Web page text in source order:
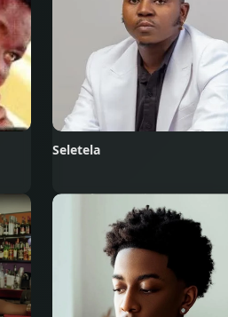
Seletela